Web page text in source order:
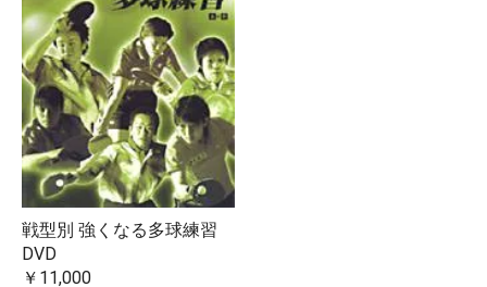
戦型別 強くなる多球練習
DVD
￥11,000